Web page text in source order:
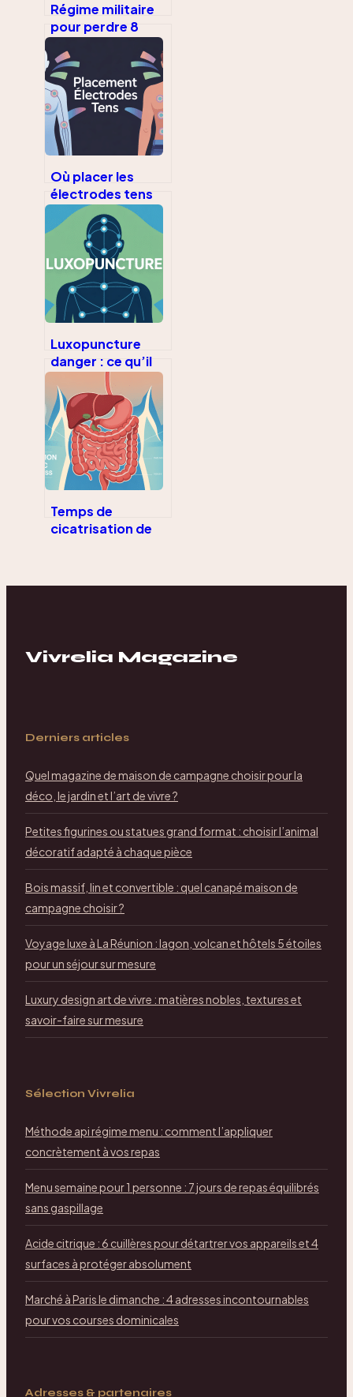
Régime militaire
pour perdre 8
kilos en 1 semaine
: ce qu’il faut
vraiment savoir
Où placer les
électrodes tens
pour soulager
efficacement la
douleur
Luxopuncture
danger : ce qu’il
faut vraiment
savoir avant de
commencer
Temps de
cicatrisation de
Vivrelia Magazine
Derniers articles
Quel magazine de maison de campagne choisir pour la
déco, le jardin et l’art de vivre ?
Petites figurines ou statues grand format : choisir l’animal
décoratif adapté à chaque pièce
Bois massif, lin et convertible : quel canapé maison de
campagne choisir ?
Voyage luxe à La Réunion : lagon, volcan et hôtels 5 étoiles
pour un séjour sur mesure
Luxury design art de vivre : matières nobles, textures et
savoir-faire sur mesure
Sélection Vivrelia
Méthode api régime menu : comment l’appliquer
concrètement à vos repas
Menu semaine pour 1 personne : 7 jours de repas équilibrés
sans gaspillage
Acide citrique : 6 cuillères pour détartrer vos appareils et 4
surfaces à protéger absolument
Marché à Paris le dimanche : 4 adresses incontournables
pour vos courses dominicales
Adresses & partenaires